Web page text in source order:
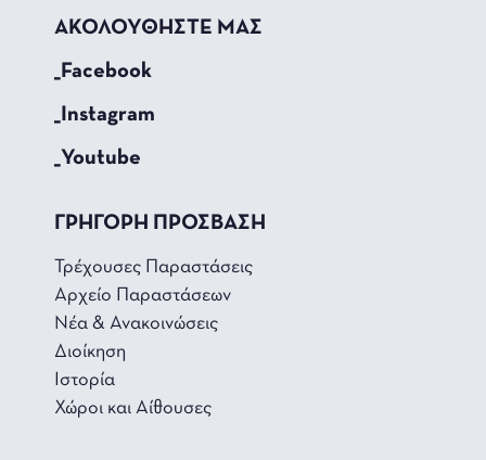
ΑΚΟΛΟΥΘΗΣΤΕ ΜΑΣ
_Facebook
_Instagram
_Youtube
ΓΡΗΓΟΡΗ ΠΡΟΣΒΑΣΗ
Τρέχουσες Παραστάσεις
Αρχείο Παραστάσεων
Νέα & Ανακοινώσεις
Διοίκηση
Ιστορία
Χώροι και Αίθουσες